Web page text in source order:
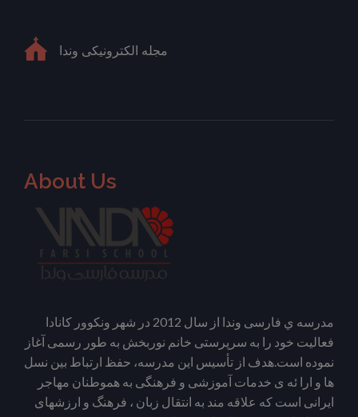
مجله الکترونیکی وندا
About Us
مدرسه ي فارسی وندا از سال 2012 در شهر ونکوور کانادا
فعالیت خود را به سرپرستی خانم نوربخش به طور رسمی آغاز
نموده است.هدف از تأسیس این مدرسه، حفظ ارتباط بین نسل
ها و ارا ئه ی خدمات آموزشی و فرهنگی به هموطنان مهاجر
ایرانی است که علاقه مند به انتقال زبان ، فرهنگ و ارزشهای